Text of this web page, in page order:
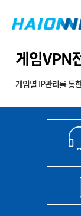
게임VPN
게임별 IP관리를 통